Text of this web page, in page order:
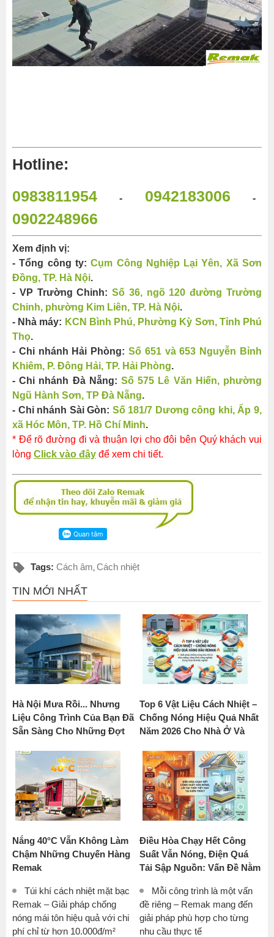
Hotline:
0983811954
- 0942183006 -
0902248966
Xem định vị:
- Tổng công ty:Cụm Công Nghiệp Lại Yên, Xã Sơn
Đồng, TP. Hà Nội.
- VP Trường Chinh:Số 36, ngõ 120 đường Trường
Chinh, phường Kim Liên, TP. Hà Nội.
- Nhà máy: KCN Bình Phú, Phường Kỳ Sơn, Tỉnh Phú
Thọ.
- Chi nhánh Hải Phòng: Số 651 và 653 Nguyễn Bỉnh
Khiêm, P. Đông Hải, TP. Hải Phòng.
- Chi nhánh Đà Nẵng: Số 575 Lê Văn Hiến, phường
Ngũ Hành Sơn, TP Đà Nẵng.
- Chi nhánh Sài Gòn: Số 181/7 Dương công khi, Ấp 9,
xã Hóc Môn, TP. Hồ Chí Minh.
* Để rõ đường đi và thuận lợi cho đôi bên Quý khách vui
lòng Click vào đây để xem chi tiết.
Tags: Cách âm Cách nhiệt
TIN MỚI NHẤT
Hà Nội Mưa Rồi... Nhưng
Liệu Công Trình Của Bạn Đã
Sẵn Sàng Cho Những Đợt
Top 6 Vật Liệu Cách Nhiệt –
Chống Nóng Hiệu Quả Nhất
Năm 2026 Cho Nhà Ở Và
Nắng 40°C Vẫn Không Làm
Chậm Những Chuyến Hàng
Remak
Điều Hòa Chạy Hết Công
Suất Vẫn Nóng, Điện Quá
Tải Sập Nguồn: Vấn Đề Nằm
Cách Nhiệt Của Công
Trình?
Túi khí cách nhiệt mặt bạc
Remak – Giải pháp chống
nóng mái tôn hiệu quả với chi
phí chỉ từ hơn 10.000đ/m²
Mỗi công trình là một vấn
đề riêng – Remak mang đến
giải pháp phù hợp cho từng
nhu cầu thực tế